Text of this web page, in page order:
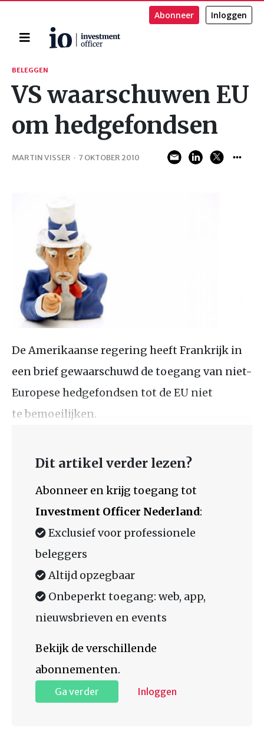
Home
Abonneer Inloggen
Zoeken
BELEGGEN
VS waarschuwen EU
om hedgefondsen
MARTIN VISSER · 7 OKTOBER 2010
De Amerikaanse regering heeft Frankrijk in
een brief gewaarschuwd de toegang van niet-
Europese hedgefondsen tot de EU niet
te bemoeilijken.
Dit artikel verder lezen?
Abonneer en krijg toegang tot
Investment Officer Nederland:
Exclusief voor professionele
beleggers
Altijd opzegbaar
Onbeperkt toegang: web, app,
nieuwsbrieven en events
Bekijk de verschillende
abonnementen.
Ga verder Inloggen